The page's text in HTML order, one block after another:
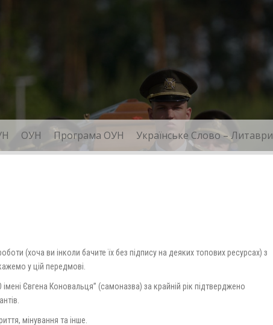
ОУН Програма ОУН Українське Слово – Литаври
(хоча ви інколи бачите їх без підпису на деяких топових ресурсах) з
у цій передмові.
Євгена Коновальця” (самоназва) за крайній рік підтверджено
мінування та інше.